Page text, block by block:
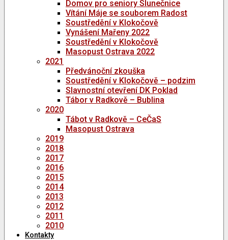
Domov pro seniory Slunečnice
Vítání Máje se souborem Radost
Soustředění v Klokočově
Vynášení Mařeny 2022
Soustředění v Klokočově
Masopust Ostrava 2022
2021
Předvánoční zkouška
Soustředění v Klokočově – podzim
Slavnostní otevření DK Poklad
Tábor v Radkově – Bublina
2020
Tábot v Radkově – CeČaS
Masopust Ostrava
2019
2018
2017
2016
2015
2014
2013
2012
2011
2010
Kontakty